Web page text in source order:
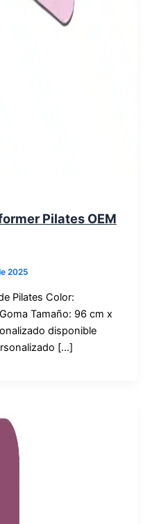
Pilates OEM
2025
Pilates Color:
Tamaño: 96 cm x
disponible
[…]